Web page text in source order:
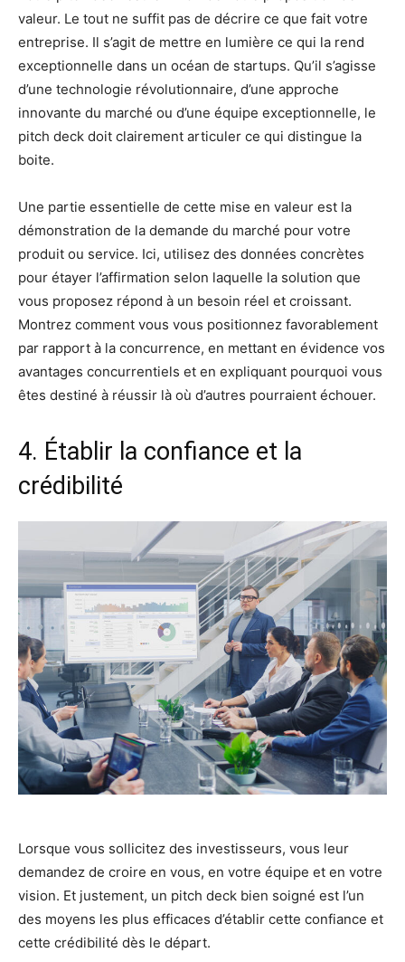
valeur. Le tout ne suffit pas de décrire ce que fait votre
entreprise. Il s’agit de mettre en lumière ce qui la rend
exceptionnelle dans un océan de startups. Qu’il s’agisse
d’une technologie révolutionnaire, d’une approche
innovante du marché ou d’une équipe exceptionnelle, le
pitch deck doit clairement articuler ce qui distingue la
boite.
Une partie essentielle de cette mise en valeur est la
démonstration de la demande du marché pour votre
produit ou service. Ici, utilisez des données concrètes
pour étayer l’affirmation selon laquelle la solution que
vous proposez répond à un besoin réel et croissant.
Montrez comment vous vous positionnez favorablement
par rapport à la concurrence, en mettant en évidence vos
avantages concurrentiels et en expliquant pourquoi vous
êtes destiné à réussir là où d’autres pourraient échouer.
4. Établir la confiance et la
crédibilité
Lorsque vous sollicitez des investisseurs, vous leur
demandez de croire en vous, en votre équipe et en votre
vision. Et justement, un pitch deck bien soigné est l’un
des moyens les plus efficaces d’établir cette confiance et
cette crédibilité dès le départ.